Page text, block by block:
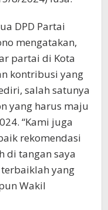
DPD Partai
mengatakan,
partai di Kota
kontribusi yang
salah satunya
yang harus maju
“Kami juga
rekomendasi
di tangan saya
yang
Wakil